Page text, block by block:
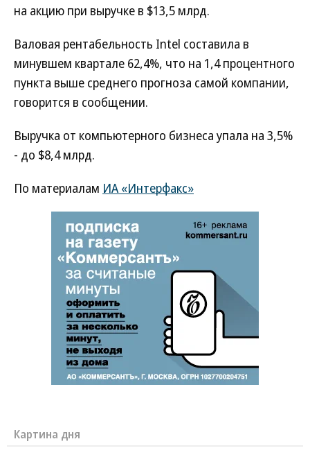
на акцию при выручке в $13,5 млрд.
Валовая рентабельность Intel составила в
минувшем квартале 62,4%, что на 1,4 процентного
пункта выше среднего прогноза самой компании,
говорится в сообщении.
Выручка от компьютерного бизнеса упала на 3,5%
- до $8,4 млрд.
По материалам ИА «Интерфакс»
Картина дня